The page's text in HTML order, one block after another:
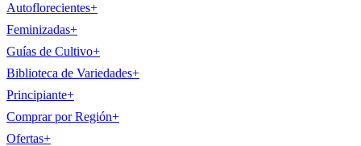
Autoflorecientes+
Feminizadas+
Guías de Cultivo+
Biblioteca de Variedades+
Principiante+
Comprar por Región+
Ofertas+